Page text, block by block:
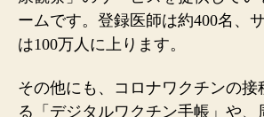
ームです。登録医師は約400名、
は100万人に上ります。
その他にも、コロナワクチンの接
る「デジタルワクチン手帳」や、